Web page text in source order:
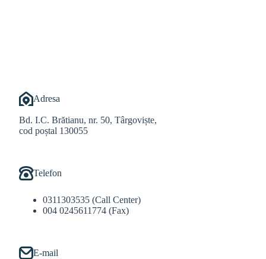
Adresa
Bd. I.C. Brătianu, nr. 50, Târgoviște,
cod poștal 130055
Telefon
0311303535 (Call Center)
004 0245611774 (Fax)
E-mail